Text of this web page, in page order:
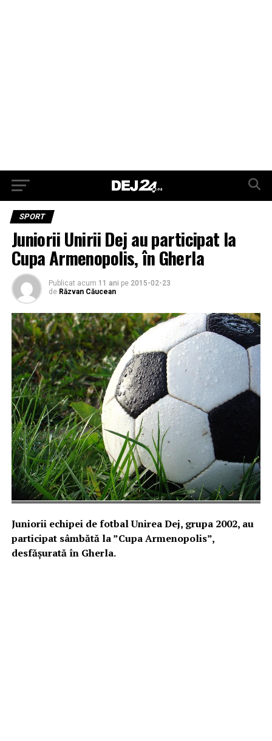
SPORT
Juniorii Unirii Dej au participat la
Cupa Armenopolis, în Gherla
Publicat acum 11 ani pe 2015-02-23
de Răzvan Căucean
Juniorii echipei de fotbal Unirea Dej, grupa 2002, au
participat sâmbătă la ”Cupa Armenopolis”,
desfășurată în Gherla.